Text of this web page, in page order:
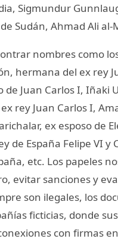
Sigmundur
Sudán, Ahmad Ali
nombres como
hermana del ex rey
de Juan Carlos I, Iñaki
rey Juan Carlos I,
ex esposo de
de España Felipe VI y
etc. Los papeles
evitar sanciones y
son ilegales, los
ficticias, donde
con firmas